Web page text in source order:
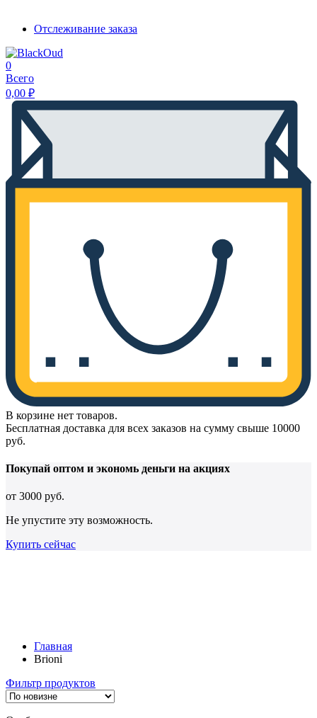
Отслеживание заказа
0
Всего
0,00 ₽
В корзине нет товаров.
Бесплатная доставка для всех заказов на сумму свыше 10000
руб.
Покупай оптом и экономь деньги на акциях
от 3000 руб.
Не упустите эту возможность.
Купить сейчас
Главная
Brioni
Фильтр продуктов